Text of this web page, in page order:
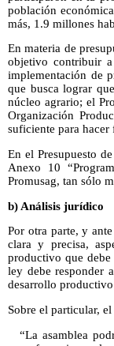
población
más, 1.9 millones
En materia de
objetivo contribuir
implementación de
que busca lograr
núcleo agrario; el
Organización
suficiente para
En el Presupuesto
Anexo 10
Promusag, tan sólo
b) Análisis jurídico
Por otra parte, y
clara y precisa,
productivo que
ley debe responder
desarrollo
Sobre el particular,
“La asamblea